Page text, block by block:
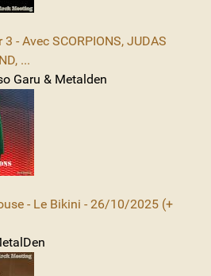
- Avec SCORPIONS, JUDAS
...
Garu & Metalden
- Le Bikini - 26/10/2025 (+